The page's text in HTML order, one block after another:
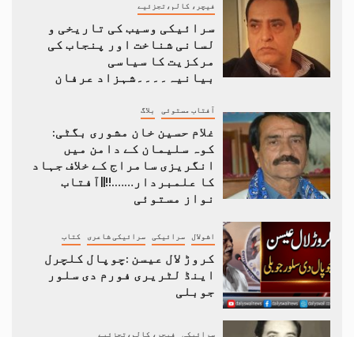
فیچر، کالم،تجزئیے
سرائیکی وسیب کی تاریخی و
لسانی شناخت اور پنجاب کی
مرکزیت کا سیاسی
بیانیہ۔۔۔۔شہزاد عرفان
آفتاب مستوئی بلاگ
غلام حسین خان مشوری بگٹی:
کوہ سلیمان کے دامن میں
انگریزی سامراج کے خلاف جہاد
کا علمبردار…….!!||آفتاب
نواز مستوئی
اشولال سرائیکی سرائیکی شاعری کتاب
کروڑ لال عیسن :چوپال کلچرل
اینڈ لٹریری فورم دی سلور
جوبلی
سرائیکی فیچر، کالم،تجزئیے